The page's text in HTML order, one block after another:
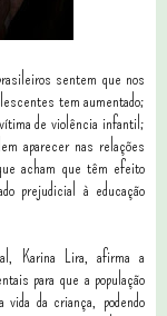
sentem que nos
tem aumentado;
de violência infantil;
aparecer nas relações
acham que têm efeito
prejudicial à educação
Karina Lira, afirma a
para que a população
da criança, podendo